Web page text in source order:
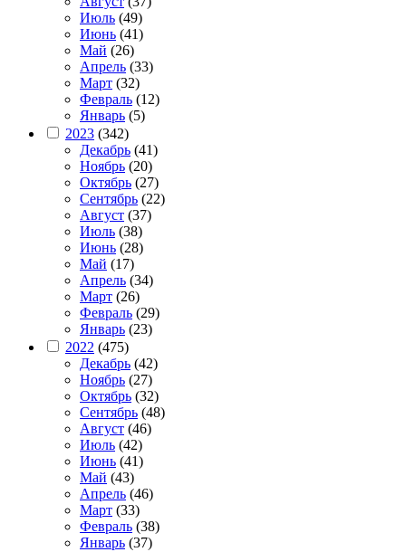
Июль (49)
Июнь (41)
Май (26)
Апрель (33)
Март (32)
Февраль (12)
Январь (5)
2023 (342)
Декабрь (41)
Ноябрь (20)
Октябрь (27)
Сентябрь (22)
Август (37)
Июль (38)
Июнь (28)
Май (17)
Апрель (34)
Март (26)
Февраль (29)
Январь (23)
2022 (475)
Декабрь (42)
Ноябрь (27)
Октябрь (32)
Сентябрь (48)
Август (46)
Июль (42)
Июнь (41)
Май (43)
Апрель (46)
Март (33)
Февраль (38)
Январь (37)